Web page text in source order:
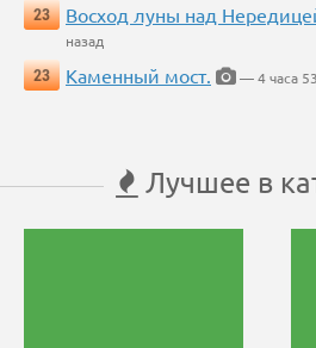
23
Восход луны над
назад
23
Каменный мост. — 4 часа
Лучшее в